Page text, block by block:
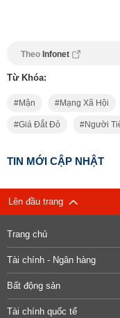
Theo Infonet
Từ Khóa:
Mận Mạng Xã Hội
Giá Đắt Đỏ Người
TIN MỚI CẬP NHẬT
Lên đầu trang
Trang chủ
Tài chính - Ngân hàng
Bất động sản
Tài chính quốc tế